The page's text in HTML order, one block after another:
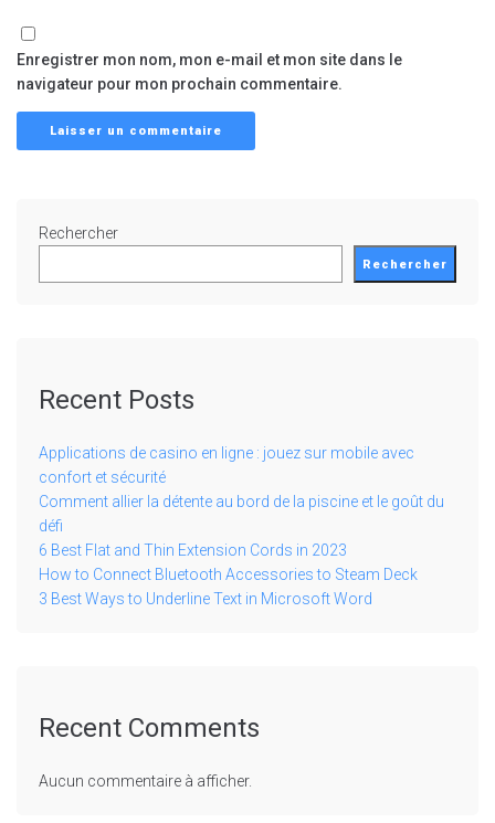
Enregistrer mon nom, mon e-mail et mon site dans le
navigateur pour mon prochain commentaire.
Rechercher
Rechercher
Recent Posts
Applications de casino en ligne : jouez sur mobile avec
confort et sécurité
Comment allier la détente au bord de la piscine et le goût du
défi
6 Best Flat and Thin Extension Cords in 2023
How to Connect Bluetooth Accessories to Steam Deck
3 Best Ways to Underline Text in Microsoft Word
Recent Comments
Aucun commentaire à afficher.